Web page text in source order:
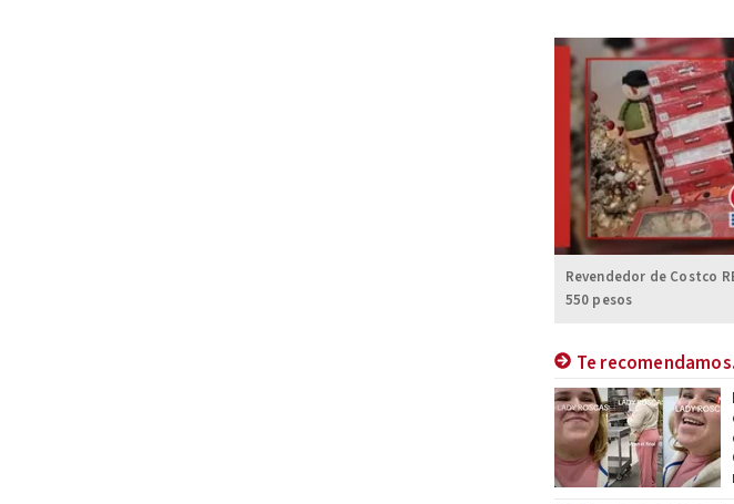
Revendedor de Costco
550 pesos
Te